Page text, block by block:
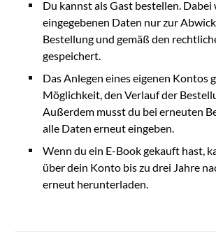
Du kannst als Gast bestellen. Dabei
eingegebenen Daten nur zur
Bestellung und gemäß den
gespeichert.
Das Anlegen eines eigenen Kontos
Möglichkeit, den Verlauf der
Außerdem musst du bei erneuten
alle Daten erneut eingeben.
Wenn du ein E-Book gekauft hast,
über dein Konto bis zu drei Jahre
erneut herunterladen.